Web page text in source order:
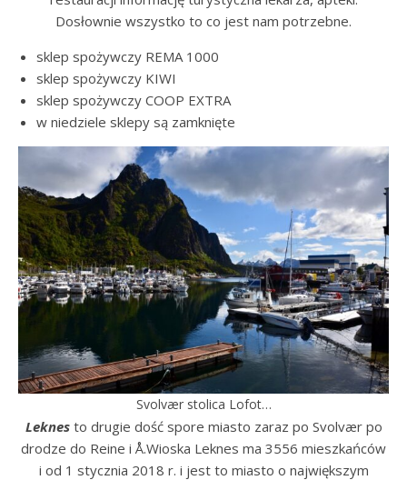
Dosłownie wszystko to co jest nam potrzebne.
sklep spożywczy REMA 1000
sklep spożywczy KIWI
sklep spożywczy COOP EXTRA
w niedziele sklepy są zamknięte
Svolvær stolica Lofot…
Leknes to drugie dość spore miasto zaraz po Svolvær po
drodze do Reine i Å.Wioska Leknes ma 3556 mieszkańców
i od 1 stycznia 2018 r. i jest to miasto o największym